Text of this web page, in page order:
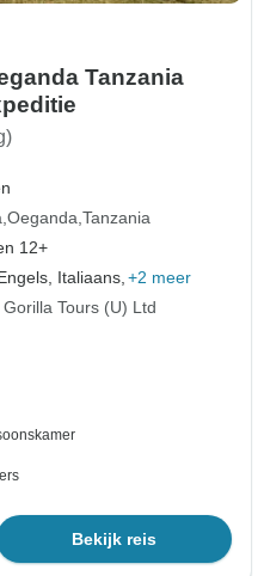
Tanzania
Oeganda Tanzania
12+
Italiaans, +2 meer
Tours (U) Ltd
Bekijk reis